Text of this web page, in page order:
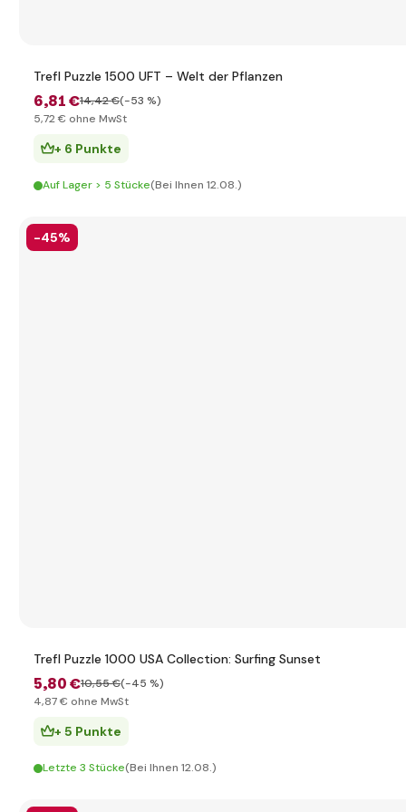
Trefl Puzzle 1500 UFT – Welt der Pflanzen
6,81 €14,42 €(-53 %)
5,72 € ohne MwSt
+ 6 Punkte
Auf Lager > 5 Stücke(Bei Ihnen 12.08.)
-45%
Trefl Puzzle 1000 USA Collection: Surfing Sunset
5,80 €10,55 €(-45 %)
4,87 € ohne MwSt
+ 5 Punkte
Letzte 3 Stücke(Bei Ihnen 12.08.)